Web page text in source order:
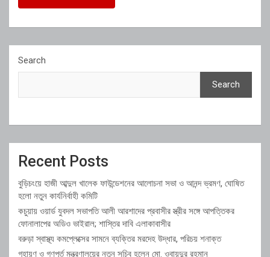
Search
Search
Recent Posts
বুড়িচংয়ে হাজী আব্দুল খালেক ফাউন্ডেশনের আলোচনা সভা ও আনন্দ ভ্রমণ, ঘোষিত
হলো নতুন কার্যনির্বাহী কমিটি
কচুয়ায় ওয়ার্ড যুবদল সভাপতি আলী আরশাদের প্রবাসীর স্ত্রীর সঙ্গে আপত্তিকর
ফোনালাপের অডিও ভাইরাল; শাস্তির দাবি এলাকাবাসীর
বরুড়া স্বাস্থ্য কমপ্লেক্সের সামনে ব্যক্তির মরদেহ উদ্ধার, পরিচয় শনাক্ত
গৃহায়ণ ও গণপূর্ত মন্ত্রণালয়ের নতুন সচিব হলেন মো. ওবায়দুর রহমান